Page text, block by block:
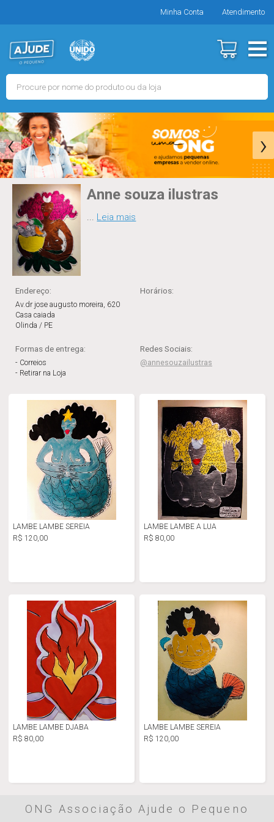
Minha Conta Atendimento
‹ ›
Anne souza ilustras
... Leia mais
Endereço:
Av.dr jose augusto moreira, 620
Casa caiada
Olinda / PE
Horários:
Formas de entrega:
- Correios
- Retirar na Loja
Redes Sociais:
@annesouzailustras
LAMBE LAMBE SEREIA
R$ 120,00
LAMBE LAMBE A LUA
R$ 80,00
LAMBE LAMBE DJABA
R$ 80,00
LAMBE LAMBE SEREIA
R$ 120,00
ONG Associação Ajude o Pequeno